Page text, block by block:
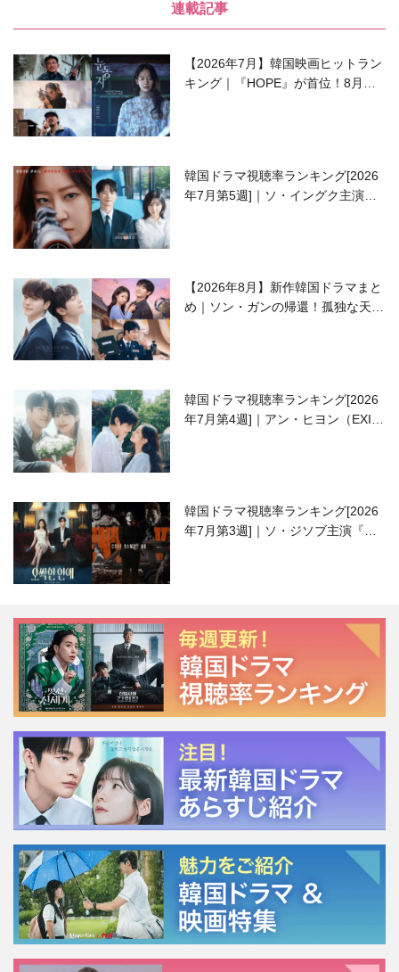
連載記事
【2026年7月】韓国映画ヒットラン
キング｜『HOPE』が首位！8月公
韓国ドラマ視聴率ランキング[2026
年7月第5週]｜ソ・イングク主演の
【2026年8月】新作韓国ドラマまと
め｜ソン・ガンの帰還！孤独な天才
韓国ドラマ視聴率ランキング[2026
年7月第4週]｜アン・ヒヨン（EXID
韓国ドラマ視聴率ランキング[2026
年7月第3週]｜ソ・ジソブ主演『エ